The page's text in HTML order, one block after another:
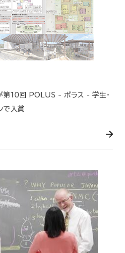
第10回 POLUS - ポラス - 学生・
で入賞